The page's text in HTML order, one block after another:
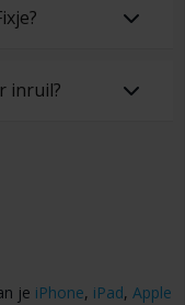
inruil?
je iPhone, iPad, Apple